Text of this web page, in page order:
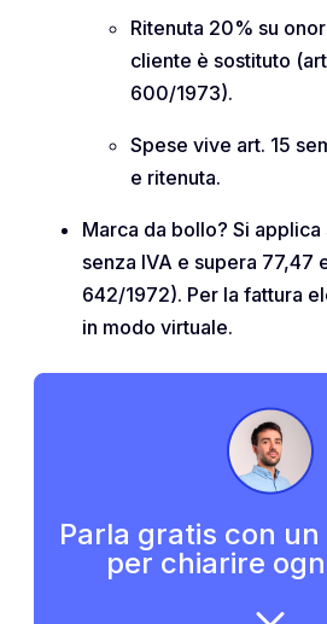
Ritenuta 20% su
cliente è sostituto
600/1973).
Spese vive art. 15
e ritenuta.
Marca da bollo? Si
senza IVA e supera 77,47
642/1972). Per la fattura
in modo virtuale.
Parla gratis con
per chiarire